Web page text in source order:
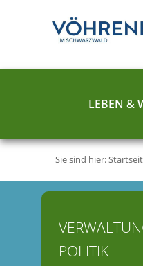
LEBEN &
Sie sind hier:
POLITIK